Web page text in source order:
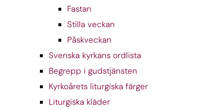
Fastan
Stilla veckan
Påskveckan
Svenska kyrkans ordlista
Begrepp i gudstjänsten
Kyrkoårets liturgiska färger
Liturgiska kläder